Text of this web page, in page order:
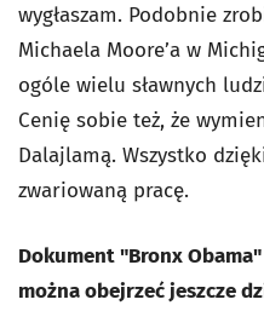
wygłaszam. Podobnie
Michaela Moore’a w
ogóle wielu sławnych
Cenię sobie też, że
Dalajlamą. Wszystko
zwariowaną pracę.
Dokument "Bronx
można obejrzeć jeszcze